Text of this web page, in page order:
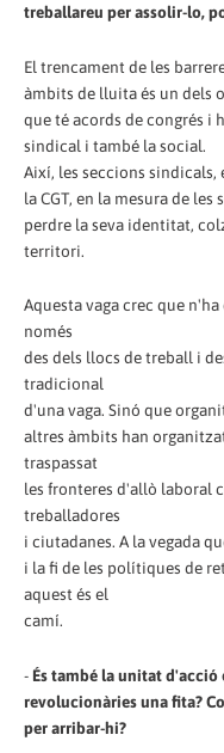
treballareu per assolir-lo,
El trencament de les
àmbits de lluita és un dels
que té acords de congrés i
sindical i també la social.
Així, les seccions
la CGT, en la mesura de
perdre la seva identitat,
territori.
Aquesta vaga crec que
només
des dels llocs de treball i
tradicional
d'una vaga. Sinó que
altres àmbits han
traspassat
les fronteres d'allò laboral
treballadores
i ciutadanes. A la vegada
i la fi de les polítiques de
aquest és el
camí.
- És també la unitat
revolucionàries una fita?
per arribar-hi?